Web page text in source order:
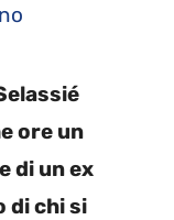
ore un
di un ex
di chi si